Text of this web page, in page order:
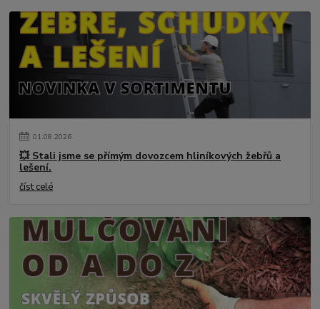
01.08.2026
💥 Stali jsme se přímým dovozcem hliníkových žebřů a
lešení.
číst celé